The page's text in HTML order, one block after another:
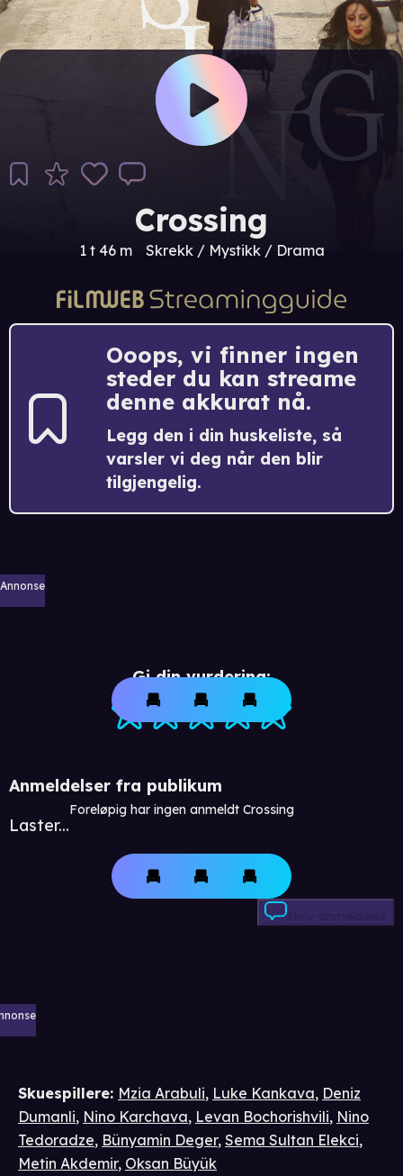
Crossing
1 t 46 m Skrekk / Mystikk / Drama
Ooops, vi finner ingen
steder du kan streame
denne akkurat nå.
Legg den i din huskeliste, så
varsler vi deg når den blir
tilgjengelig.
Annonse
Gi din vurdering:
Anmeldelser fra publikum
Laster...
Foreløpig har ingen anmeldt Crossing
Skriv anmeldelse
Skuespillere: Mzia Arabuli, Luke Kankava, Deniz
Dumanli, Nino Karchava, Levan Bochorishvili, Nino
Tedoradze, Bünyamin Deger, Sema Sultan Elekci,
Metin Akdemir, Oksan Büyük